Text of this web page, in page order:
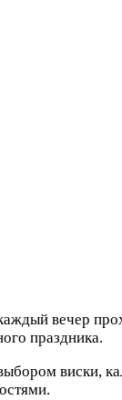
вечер
праздника.
виски,